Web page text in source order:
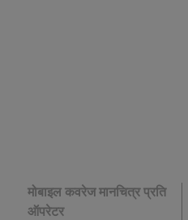
मोबाइल कवरेज मानचित्र प्रति
ऑपरेटर